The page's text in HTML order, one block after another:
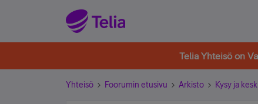
Telia Yhteisö on
Yhteisö Foorumin etusivu Arkisto Kysy ja